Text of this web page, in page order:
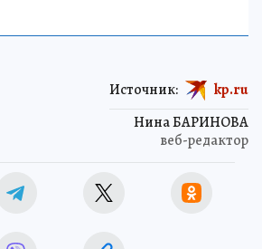
Нина БАРИНОВА
веб-редактор
Источник: kp.ru